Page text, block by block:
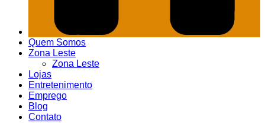
Quem Somos
Zona Leste
Zona Leste
Lojas
Entretenimento
Emprego
Blog
Contato